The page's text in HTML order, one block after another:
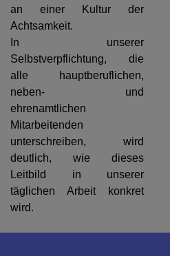
an einer Kultur der
Achtsamkeit.
In unserer
Selbstverpflichtung, die
alle hauptberuflichen,
neben- und
ehrenamtlichen
Mitarbeitenden
unterschreiben, wird
deutlich, wie dieses
Leitbild in unserer
täglichen Arbeit konkret
wird.